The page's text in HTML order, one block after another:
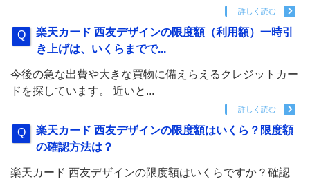
詳しく読む
楽天カード 西友デザインの限度額（利用額）一時引
き上げは、いくらまでで...
今後の急な出費や大きな買物に備えらえるクレジットカー
ドを探しています。 近いと...
詳しく読む
楽天カード 西友デザインの限度額はいくら？限度額
の確認方法は？
楽天カード 西友デザインの限度額はいくらですか？確認